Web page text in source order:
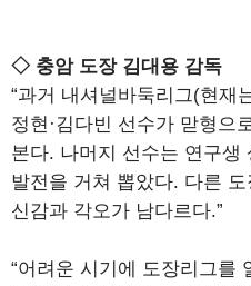
◇ 충암 도장 김대용 감독
“과거 내셔널바둑리그(현재
정현·김다빈 선수가 맏형으
본다. 나머지 선수는 연구생
발전을 거쳐 뽑았다. 다른
신감과 각오가 남다르다.”
“어려운 시기에 도장리그를